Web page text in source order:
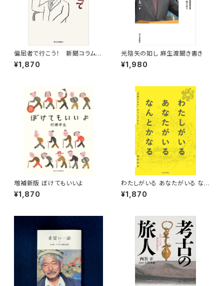
偏屈者で行こう！ 新聞コラム
「時代ななめ読み」から
¥1,870
光陰矢の如し 麻生渡聞き書き
¥1,980
増補新版 ぼけてもいいよ
¥1,870
わたしがいる あなたがいる なん
とかなる 「希望のまち」のつく
りかた
¥1,870